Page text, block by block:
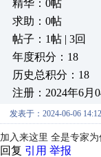
精华：0帖
求助：0帖
帖子：1帖 | 3回
年度积分：18
历史总积分：18
注册：2024年6月
发表于：2024-06-06
加入来这里 全是专家为
回复 引用 举报